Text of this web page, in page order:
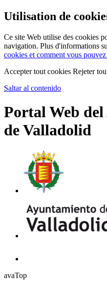
Utilisation de
Ce site Web utilise des cookies
navigation. Plus d'informations
cookies et comment vous
Accepter tout cookies Rejeter
Saltar al contenido
Portal Web
de Valladolid
avaTop